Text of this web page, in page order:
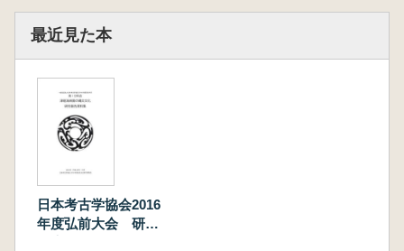
最近見た本
日本考古学協会2016
年度弘前大会 研究